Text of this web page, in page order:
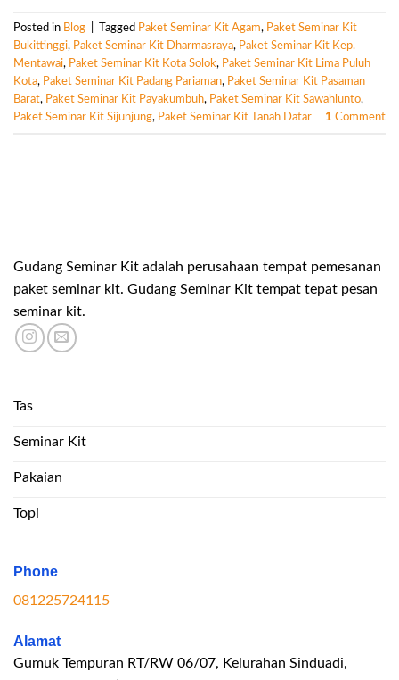
Posted in Blog Tagged Paket Seminar Kit Agam, Paket Seminar Kit
Bukittinggi, Paket Seminar Kit Dharmasraya, Paket Seminar Kit Kep.
Mentawai, Paket Seminar Kit Kota Solok, Paket Seminar Kit Lima Puluh
Kota, Paket Seminar Kit Padang Pariaman, Paket Seminar Kit Pasaman
Barat, Paket Seminar Kit Payakumbuh, Paket Seminar Kit Sawahlunto,
Paket Seminar Kit Sijunjung, Paket Seminar Kit Tanah Datar 1 Comment
Gudang Seminar Kit adalah perusahaan tempat pemesanan
paket seminar kit. Gudang Seminar Kit tempat tepat pesan
seminar kit.
Tas
Seminar Kit
Pakaian
Topi
Phone
081225724115
Alamat
Gumuk Tempuran RT/RW 06/07, Kelurahan Sinduadi,